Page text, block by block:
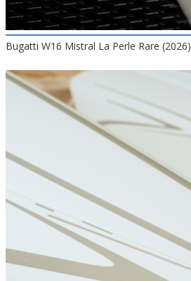
Bugatti W16 Mistral La Perle Rare (2026)